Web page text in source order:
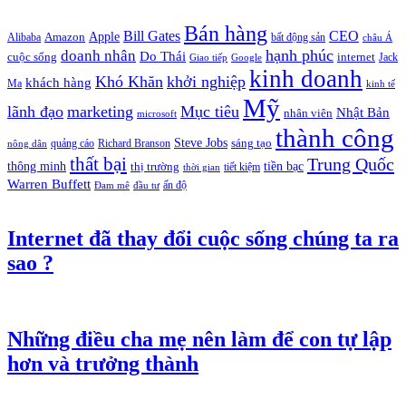
Alibaba Amazon Apple Bill Gates Bán hàng bất động sản CEO châu Á
cuộc sống doanh nhân Do Thái Giao tiếp Google hạnh phúc internet Jack
Ma khách hàng Khó Khăn khởi nghiệp kinh doanh kinh tế
lãnh đạo marketing microsoft Mục tiêu Mỹ nhân viên Nhật Bản
nông dân quảng cáo Richard Branson Steve Jobs sáng tạo thành công
thông minh thất bại thị trường thời gian tiết kiệm tiền bạc Trung Quốc
Warren Buffett Đam mê đầu tư ấn độ
Internet đã thay đổi cuộc sống chúng ta ra
sao ?
Những điều cha mẹ nên làm để con tự lập
hơn và trưởng thành